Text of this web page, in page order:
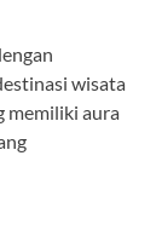
wisata
memiliki aura